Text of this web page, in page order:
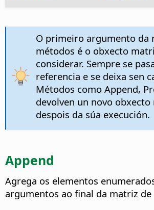
O primeiro argumento da
métodos é o obxecto
considerar. Sempre se
referencia e se deixa sen
Métodos como Append,
devolven un novo
despois da súa execución.
Append
Agrega os elementos
argumentos ao final da matriz de